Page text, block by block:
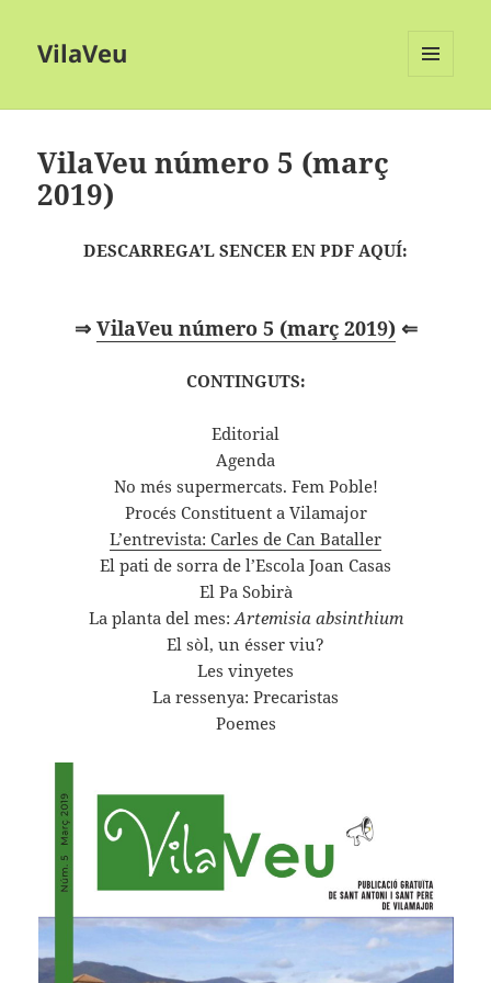
VilaVeu
VilaVeu número 5 (març
2019)
DESCARREGA’L SENCER EN PDF AQUÍ:
⇒ VilaVeu número 5 (març 2019)⇐
CONTINGUTS:
Editorial
Agenda
No més supermercats. Fem Poble!
Procés Constituent a Vilamajor
L’entrevista: Carles de Can Bataller
El pati de sorra de l’Escola Joan Casas
El Pa Sobirà
La planta del mes:Artemisia absinthium
El sòl, un ésser viu?
Les vinyetes
La ressenya: Precaristas
Poemes